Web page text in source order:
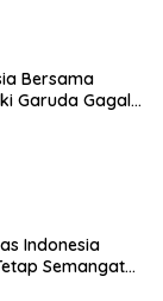
Bersama
Garuda Gagal
Indonesia
Semangat